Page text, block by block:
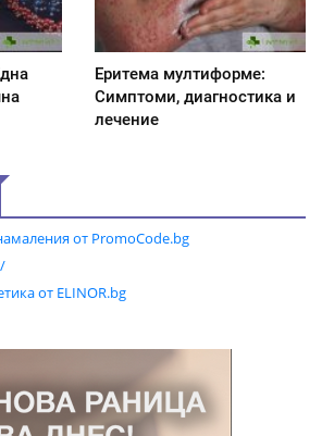
Еритема мултиформе:
Симптоми, диагностика и
лечение
от PromoCode.bg
от ELINOR.bg